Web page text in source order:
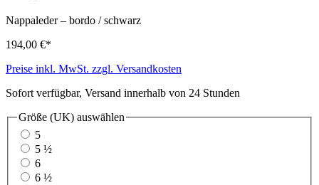
Nappaleder – bordo / schwarz
194,00 €*
Preise inkl. MwSt. zzgl. Versandkosten
Sofort verfügbar, Versand innerhalb von 24 Stunden
Größe (UK) auswählen
5
5 ½
6
6 ½